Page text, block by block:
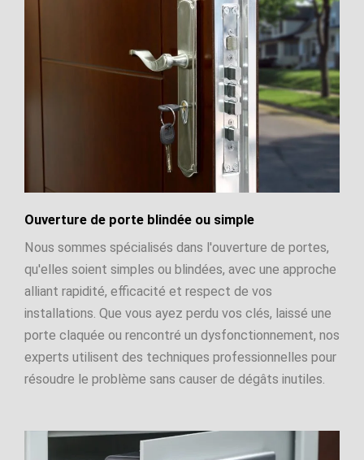
Ouverture de porte blindée ou simple
Nous sommes spécialisés dans l'ouverture de portes,
qu'elles soient simples ou blindées, avec une approche
alliant rapidité, efficacité et respect de vos
installations. Que vous ayez perdu vos clés, laissé une
porte claquée ou rencontré un dysfonctionnement, nos
experts utilisent des techniques professionnelles pour
résoudre le problème sans causer de dégâts inutiles.